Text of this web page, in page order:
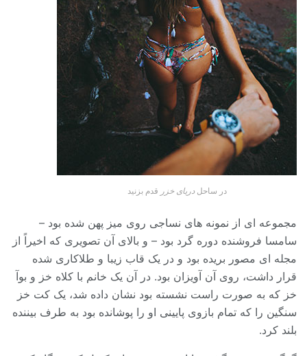
در ساحلدریای خزر قدم بزنید
مجموعه ای از نمونه های نساجی روی میز پهن شده بود –
سامسا فروشنده دوره گرد بود – و بالای آن تصویری که اخیراً از
مجله ای مصور بریده بود و در یک قاب زیبا و طلاکاری شده
قرار داشت، روی آن آویزان بود. در آن یک خانم با کلاه خز و بوآ
خز که به صورت راست نشسته بود نشان داده شد، یک کت خز
سنگین را که تمام بازوی پایینی او را پوشانده بود به طرف بیننده
بلند کرد.